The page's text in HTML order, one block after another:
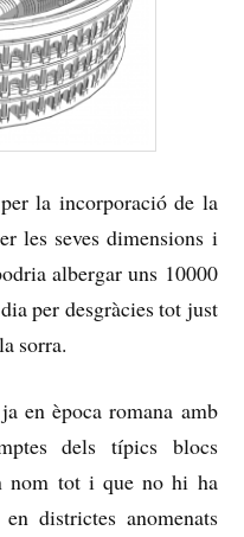
la incorporació de la
les seves dimensions i
albergar uns 10000
per desgràcies tot just
sorra.
en època romana amb
dels típics blocs
nom tot i que no hi ha
districtes anomenats